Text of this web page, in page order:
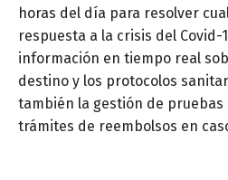
horas del día para resolver
respuesta a la crisis del Covid-
información en tiempo real
destino y los protocolos
también la gestión de pruebas
trámites de reembolsos en